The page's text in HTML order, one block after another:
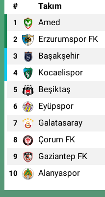
#
Takım
1 Amed
2 Erzurumspor FK
3 Başakşehir
4 Kocaelispor
5 Beşiktaş
6 Eyüpspor
7 Galatasaray
8 Çorum FK
9 Gaziantep FK
10 Alanyaspor